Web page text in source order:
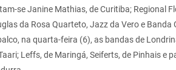
se Janine Mathias, de Curitiba; Regional
da Rosa Quarteto, Jazz da Vero e
na quarta-feira (6), as bandas de
Leffs, de Maringá, Seiferts, de Pinhais e